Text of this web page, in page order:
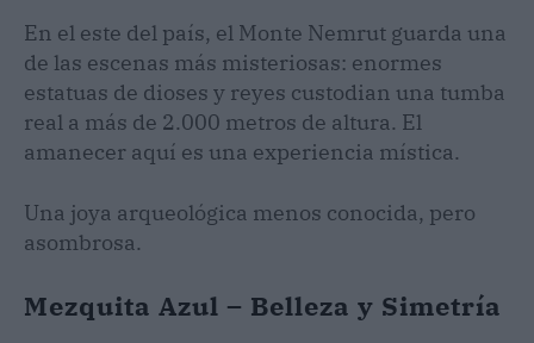
En el este del país, el Monte Nemrut guarda una
de las escenas más misteriosas: enormes
estatuas de dioses y reyes custodian una tumba
real a más de 2.000 metros de altura. El
amanecer aquí es una experiencia mística.
Una joya arqueológica menos conocida, pero
asombrosa.
Mezquita Azul – Belleza y Simetría